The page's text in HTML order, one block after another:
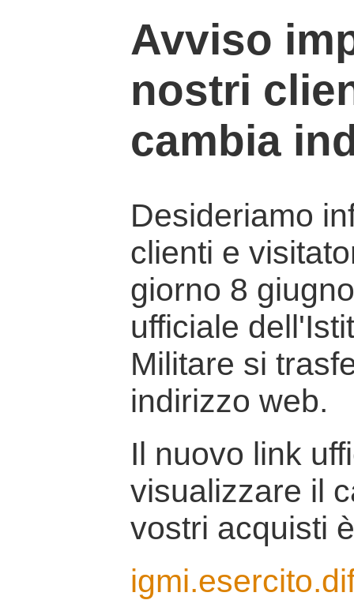
Avviso
nostri
cambia
Desideriamo
clienti e
giorno 8
ufficiale
Militare si
indirizzo web.
Il nuovo link
visualizzare il
vostri acquisti